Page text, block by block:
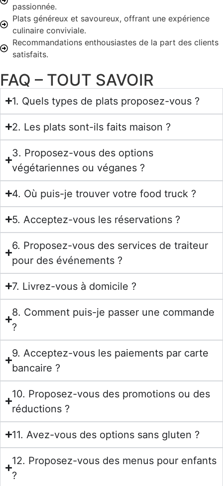
passionnée.
Plats généreux et savoureux, offrant une expérience
culinaire conviviale.
Recommandations enthousiastes de la part des clients
satisfaits.
FAQ – TOUT SAVOIR
1. Quels types de plats proposez-vous ?
2. Les plats sont-ils faits maison ?
3. Proposez-vous des options
végétariennes ou véganes ?
4. Où puis-je trouver votre food truck ?
5. Acceptez-vous les réservations ?
6. Proposez-vous des services de traiteur
pour des événements ?
7. Livrez-vous à domicile ?
8. Comment puis-je passer une commande
?
9. Acceptez-vous les paiements par carte
bancaire ?
10. Proposez-vous des promotions ou des
réductions ?
11. Avez-vous des options sans gluten ?
12. Proposez-vous des menus pour enfants
?